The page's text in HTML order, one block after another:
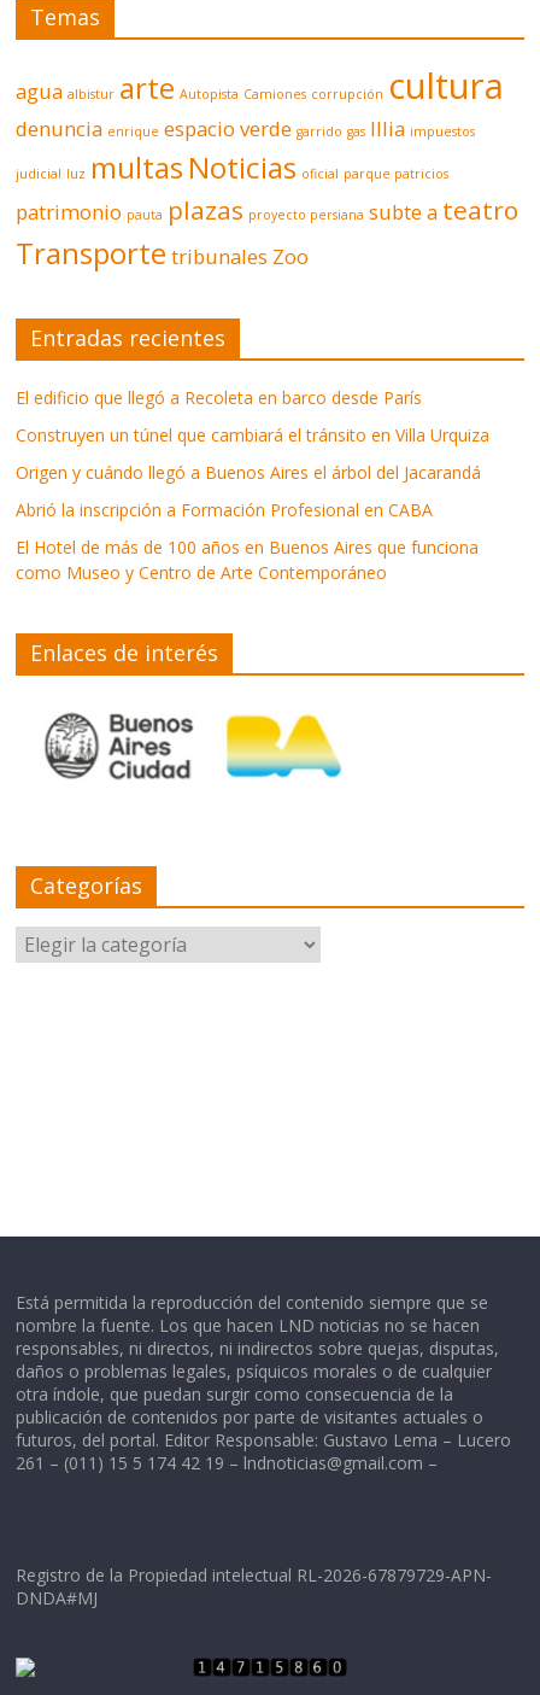
Temas
agua albistur arte Autopista Camiones corrupción cultura
denuncia enrique espacio verde garrido gas Illia impuestos
judicial luz multas Noticias oficial parque patricios
patrimonio pauta plazas proyecto persiana subte a teatro
Transporte tribunales Zoo
Entradas recientes
El edificio que llegó a Recoleta en barco desde París
Construyen un túnel que cambiará el tránsito en Villa Urquiza
Origen y cuándo llegó a Buenos Aires el árbol del Jacarandá
Abrió la inscripción a Formación Profesional en CABA
El Hotel de más de 100 años en Buenos Aires que funciona
como Museo y Centro de Arte Contemporáneo
Enlaces de interés
Categorías
Categorías
Está permitida la reproducción del contenido siempre que se
nombre la fuente. Los que hacen LND noticias no se hacen
responsables, ni directos, ni indirectos sobre quejas, disputas,
daños o problemas legales, psíquicos morales o de cualquier
otra índole, que puedan surgir como consecuencia de la
publicación de contenidos por parte de visitantes actuales o
futuros, del portal. Editor Responsable: Gustavo Lema – Lucero
261 – (011) 15 5 174 42 19 – lndnoticias@gmail.com –
Registro de la Propiedad intelectual RL-2026-67879729-APN-
DNDA#MJ